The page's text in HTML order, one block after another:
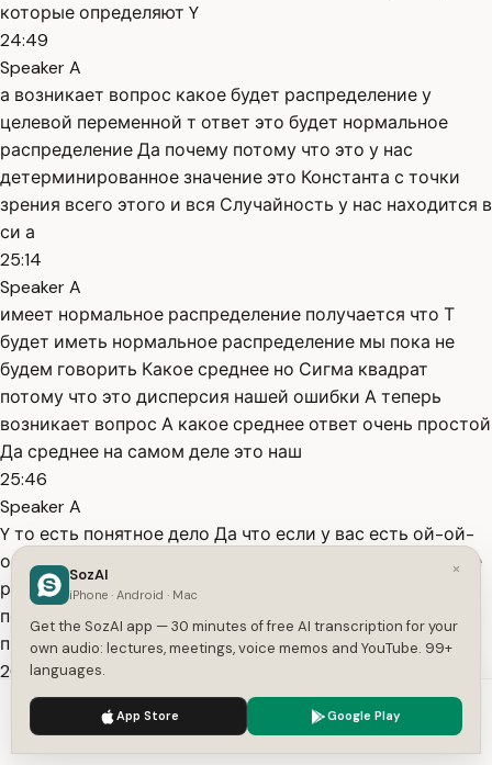
которые определяют Y
24:49
Speaker A
а возникает вопрос какое будет распределение у
целевой переменной т ответ это будет нормальное
распределение Да почему потому что это у нас
детерминированное значение это Константа с точки
зрения всего этого и вся Случайность у нас находится в
си а
25:14
Speaker A
имеет нормальное распределение получается что Т
будет иметь нормальное распределение мы пока не
будем говорить Какое среднее но Сигма квадрат
потому что это дисперсия нашей ошибки А теперь
возникает вопрос А какое среднее ответ очень простой
Да среднее на самом деле это наш
25:46
Speaker A
Y то есть понятное дело Да что если у вас есть ой-ой-
ой Простите пожалуйста а если у вас есть нормальное
распределение с нулевым средним СФ Сигма квадрат
после этого вы добавляете к нему константу то то что
происходит Да это то что ваше
26:12
Speaker A
распределение сдвигается и новое среднее - это ваш Y
от xw получается что вот наше среднее хорошо Теперь
We use cookies to enhance your experience.
×
SozAI
iPhone · Android · Mac
Get the SozAI app — 30 minutes of free AI transcription for your
own audio: lectures, meetings, voice memos and YouTube. 99+
languages.
App Store Google Play